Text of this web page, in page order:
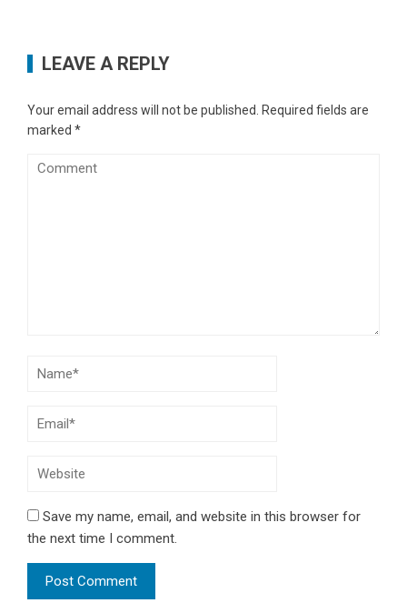
LEAVE A REPLY
Your email address will not be published.
Required fields are
marked *
Save my name, email, and website in this browser for
the next time I comment.